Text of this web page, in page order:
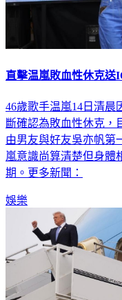
直擊温嵐敗血性休克送
46歲歌手温嵐14日清晨
斷確認為敗血性休克，
由男友與好友吳亦帆第
嵐意識尚算清楚但身體
期。更多新聞：
娛樂